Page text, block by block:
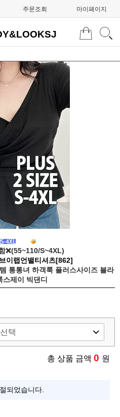
주문조회 마이페이지
❌(55~110/S~4XL)
이랩언밸티셔츠[862]
통통녀 하객룩 플러스사이즈 블라
스제이 빅댄디
총 상품 금액 0 원
되었습니다.